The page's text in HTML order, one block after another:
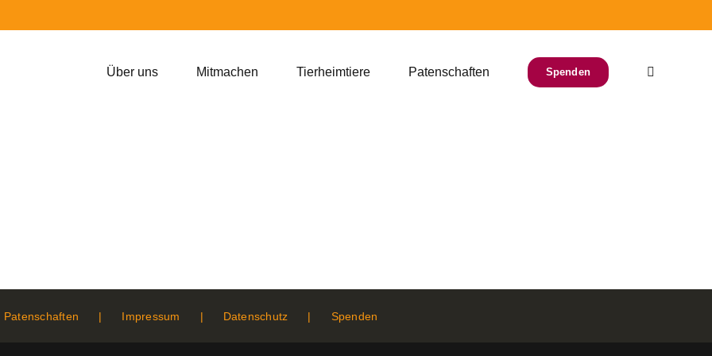
Über uns Mitmachen Tierheimtiere Patenschaften Spenden
Patenschaften Impressum Datenschutz Spenden